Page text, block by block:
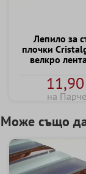
Лепило за
плочки
велкро
на
Може също